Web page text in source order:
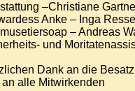
–Christiane
Anke – Inga
– Andreas
und
Dank an die
an alle Mitwirkenden